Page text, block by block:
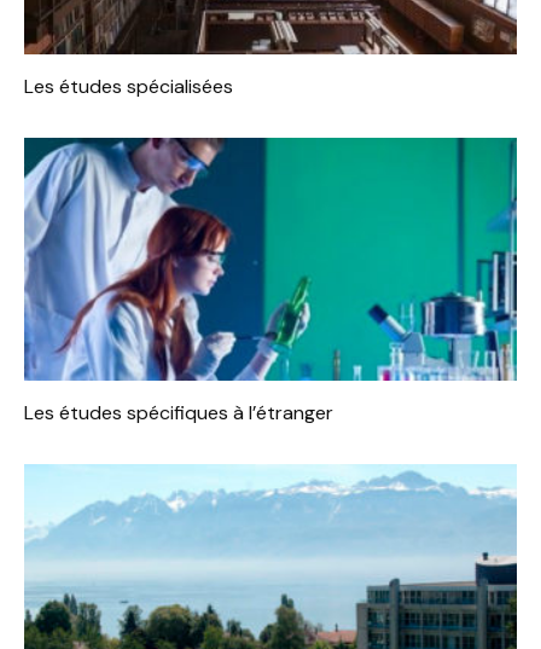
Les études spécialisées
Les études spécifiques à l’étranger